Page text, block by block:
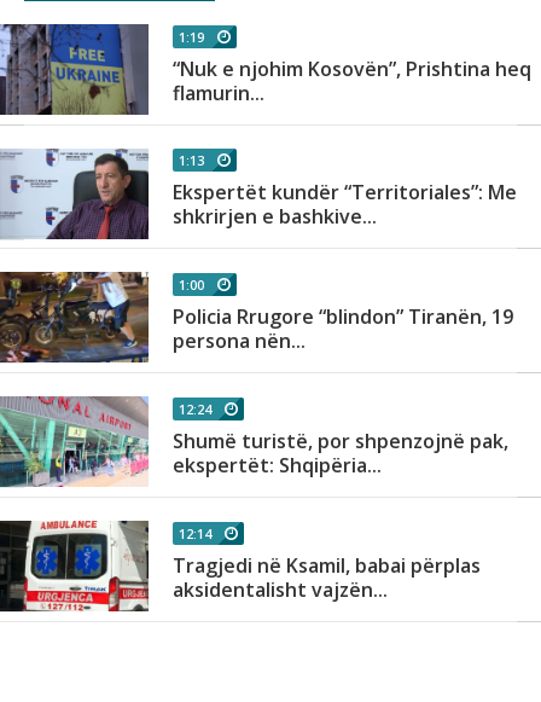
1:19
“Nuk e njohim Kosovën”, Prishtina heq
flamurin...
1:13
Ekspertët kundër “Territoriales”: Me
shkrirjen e bashkive...
1:00
Policia Rrugore “blindon” Tiranën, 19
persona nën...
12:24
Shumë turistë, por shpenzojnë pak,
ekspertët: Shqipëria...
12:14
Tragjedi në Ksamil, babai përplas
aksidentalisht vajzën...